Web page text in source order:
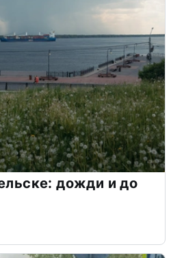
дожди и до